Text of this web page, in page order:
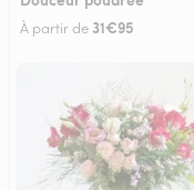
À partir de 31€95